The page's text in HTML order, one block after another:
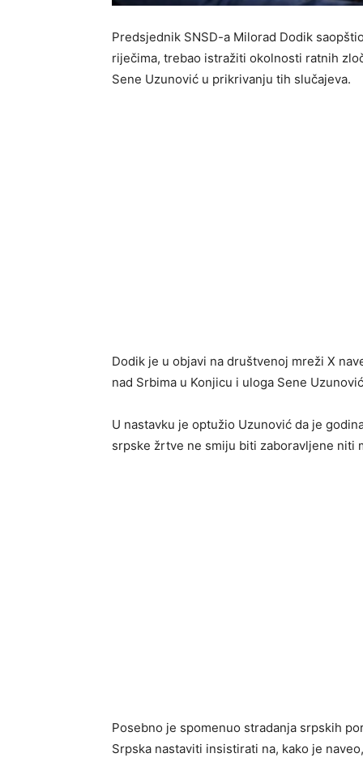
Predsjednik SNSD-a Milorad Dodik
riječima, trebao istražiti okolnosti ratnih
Sene Uzunović u prikrivanju tih slučajeva.
Dodik je u objavi na društvenoj mreži X
nad Srbima u Konjicu i uloga Sene
U nastavku je optužio Uzunović da je
srpske žrtve ne smiju biti zaboravljene niti
Posebno je spomenuo stradanja srpskih
Srpska nastaviti insistirati na, kako je